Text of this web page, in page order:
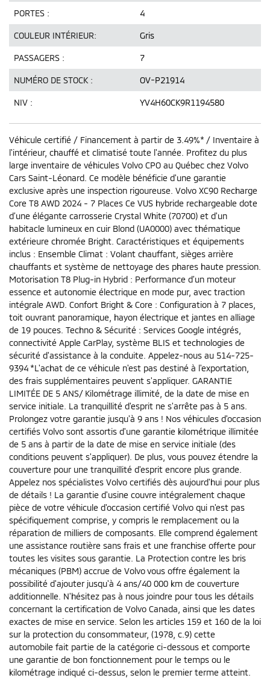
PORTES : 4
COULEUR INTÉRIEUR: Gris
PASSAGERS : 7
NUMÉRO DE STOCK : OV-P21914
NIV : YV4H60CK9R1194580
Véhicule certifié / Financement à partir de 3.49%* / Inventaire à
l'intérieur, chauffé et climatisé toute l'année. Profitez du plus
large inventaire de véhicules Volvo CPO au Québec chez Volvo
Cars Saint-Léonard. Ce modèle bénéficie d'une garantie
exclusive après une inspection rigoureuse. Volvo XC90 Recharge
Core T8 AWD 2024 - 7 Places Ce VUS hybride rechargeable dote
d’une élégante carrosserie Crystal White (70700) et d'un
habitacle lumineux en cuir Blond (UA0000) avec thématique
extérieure chromée Bright. Caractéristiques et équipements
inclus : Ensemble Climat : Volant chauffant, sièges arrière
chauffants et système de nettoyage des phares haute pression.
Motorisation T8 Plug-in Hybrid : Performance d’un moteur
essence et autonomie électrique en mode pur, avec traction
intégrale AWD. Confort Bright & Core : Configuration à 7 places,
toit ouvrant panoramique, hayon électrique et jantes en alliage
de 19 pouces. Techno & Sécurité : Services Google intégrés,
connectivité Apple CarPlay, système BLIS et technologies de
sécurité d'assistance à la conduite. Appelez-nous au 514-725-
9394 *L'achat de ce véhicule n'est pas destiné à l'exportation,
des frais supplémentaires peuvent s'appliquer. GARANTIE
LIMITÉE DE 5 ANS/ Kilométrage illimité, de la date de mise en
service initiale. La tranquillité d'esprit ne s'arrête pas à 5 ans.
Prolongez votre garantie jusqu'à 9 ans ! Nos véhicules d'occasion
certifiés Volvo sont assortis d'une garantie kilométrique illimitée
de 5 ans à partir de la date de mise en service initiale (des
conditions peuvent s'appliquer). De plus, vous pouvez étendre la
couverture pour une tranquillité d'esprit encore plus grande.
Appelez nos spécialistes Volvo certifiés dès aujourd'hui pour plus
de détails ! La garantie d'usine couvre intégralement chaque
pièce de votre véhicule d'occasion certifié Volvo qui n'est pas
spécifiquement comprise, y compris le remplacement ou la
réparation de milliers de composants. Elle comprend également
une assistance routière sans frais et une franchise offerte pour
toutes les visites sous garantie. La Protection contre les bris
mécaniques (PBM) accrue de Volvo vous offre également la
possibilité d'ajouter jusqu'à 4 ans/40 000 km de couverture
additionnelle. N'hésitez pas à nous joindre pour tous les détails
concernant la certification de Volvo Canada, ainsi que les dates
exactes de mise en service. Selon les articles 159 et 160 de la loi
sur la protection du consommateur, (1978, c.9) cette
automobile fait partie de la catégorie ci-dessous et comporte
une garantie de bon fonctionnement pour le temps ou le
kilométrage indiqué ci-dessus, selon le premier terme atteint.